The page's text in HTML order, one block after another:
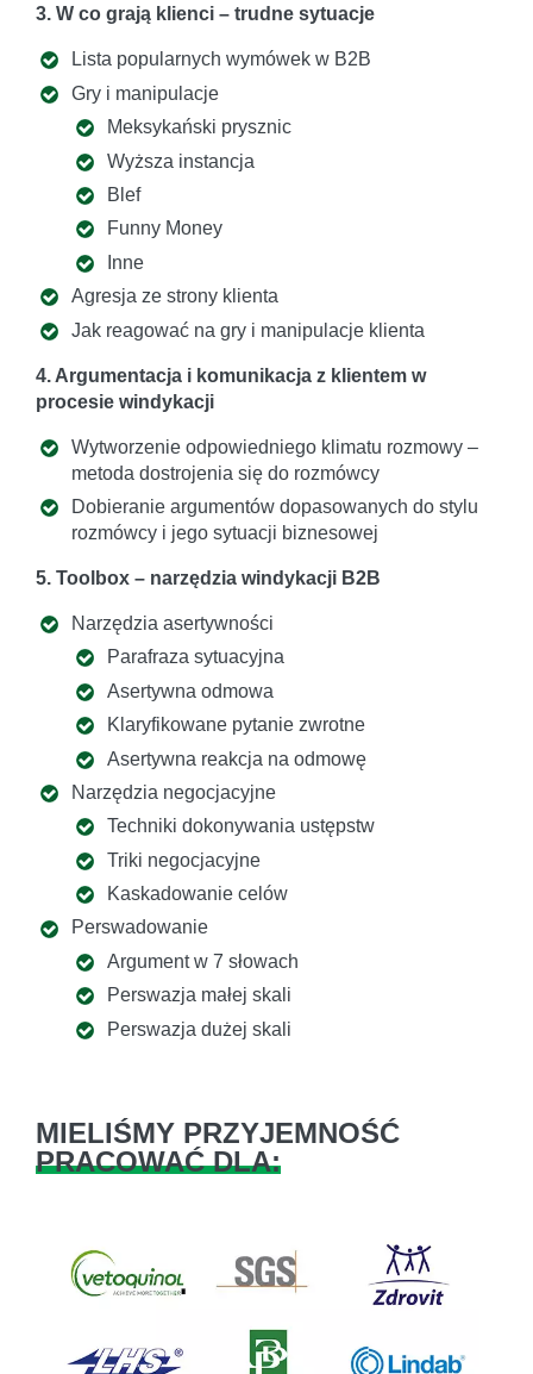
3. W co grają klienci – trudne sytuacje
Lista popularnych wymówek w B2B
Gry i manipulacje
Meksykański prysznic
Wyższa instancja
Blef
Funny Money
Inne
Agresja ze strony klienta
Jak reagować na gry i manipulacje klienta
4. Argumentacja i komunikacja z klientem w
procesie windykacji
Wytworzenie odpowiedniego klimatu rozmowy –
metoda dostrojenia się do rozmówcy
Dobieranie argumentów dopasowanych do stylu
rozmówcy i jego sytuacji biznesowej
5. Toolbox – narzędzia windykacji B2B
Narzędzia asertywności
Parafraza sytuacyjna
Asertywna odmowa
Klaryfikowane pytanie zwrotne
Asertywna reakcja na odmowę
Narzędzia negocjacyjne
Techniki dokonywania ustępstw
Triki negocjacyjne
Kaskadowanie celów
Perswadowanie
Argument w 7 słowach
Perswazja małej skali
Perswazja dużej skali
MIELIŚMY PRZYJEMNOŚĆ
PRACOWAĆ DLA: